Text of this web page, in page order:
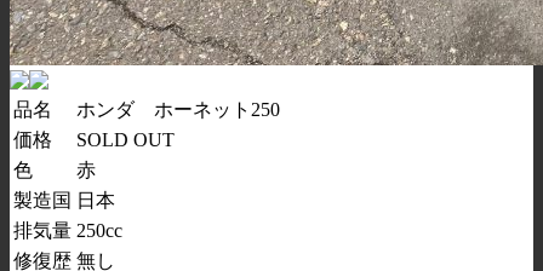
品名
ホンダ ホーネット250
価格
SOLD OUT
色
赤
製造国 日本
排気量 250cc
修復歴 無し